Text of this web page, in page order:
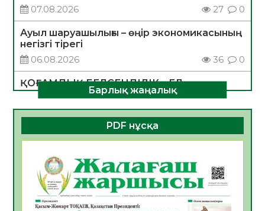
07.08.2026
27 0
Ауыл шаруашылығы – өңір экономикасының
негізгі тірегі
06.08.2026
36 0
ҚОҒАМДЫҚ БЕЛСЕНДІЛІК – ЕЛ
ДАМУЫНЫҢ НЕГІЗІ
06.08.2026
33 0
ҚҰРЫЛТАЙ САЙЛАУЫ – БОЛАШАҚҚА
БАСТАР ЖАУАПТЫ ТАҢДАУ
06.08.2026
Инфекциялық ауруларға қарсы иммундау
жұмыстарының тиімділігі
Барлық жаңалық
PDF нұсқа